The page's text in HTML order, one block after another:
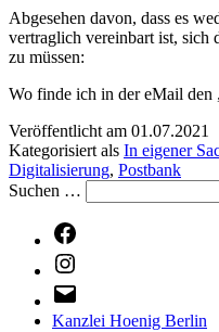
Abgesehen davon, dass es
vertraglich vereinbart ist, sich
zu müssen:
Wo finde ich in der eMail den
Veröffentlicht am 01.07.2021
Kategorisiert als In eigener
Digitalisierung, Postbank
Suchen …
Kanzlei Hoenig Berlin